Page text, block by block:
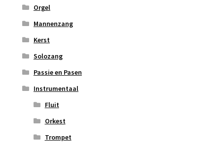
Orgel
Mannenzang
Kerst
Solozang
Passie en Pasen
Instrumentaal
Fluit
Orkest
Trompet